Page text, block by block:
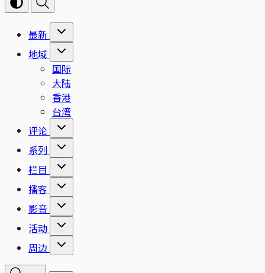
最新
地域
国际
大陆
香港
台湾
评论
系列
栏目
播客
影音
活动
周边